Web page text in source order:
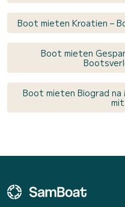
Boot mieten Kroatien –
Boot mieten
Boot mieten Biograd na